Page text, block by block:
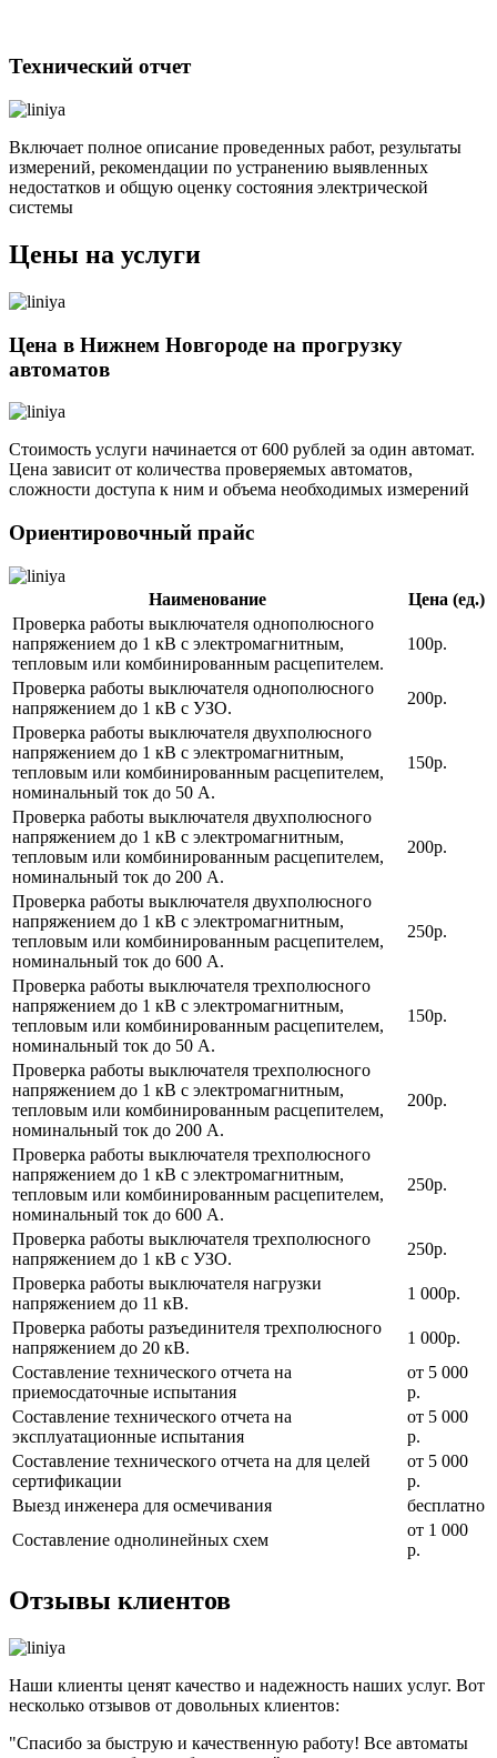
Технический отчет
Включает полное описание проведенных работ, результаты
измерений, рекомендации по устранению выявленных
недостатков и общую оценку состояния электрической
системы
Цены на услуги
Цена в Нижнем Новгороде на прогрузку
автоматов
Стоимость услуги начинается от 600 рублей за один автомат.
Цена зависит от количества проверяемых автоматов,
сложности доступа к ним и объема необходимых измерений
Ориентировочный прайс
Наименование
Цена (ед.)
Проверка работы выключателя однополюсного
напряжением до 1 кВ с электромагнитным,
тепловым или комбинированным расцепителем.
100р.
Проверка работы выключателя однополюсного
напряжением до 1 кВ с УЗО.
200р.
Проверка работы выключателя двухполюсного
напряжением до 1 кВ с электромагнитным,
тепловым или комбинированным расцепителем,
номинальный ток до 50 А.
150р.
Проверка работы выключателя двухполюсного
напряжением до 1 кВ с электромагнитным,
тепловым или комбинированным расцепителем,
номинальный ток до 200 А.
200р.
Проверка работы выключателя двухполюсного
напряжением до 1 кВ с электромагнитным,
тепловым или комбинированным расцепителем,
номинальный ток до 600 А.
250р.
Проверка работы выключателя трехполюсного
напряжением до 1 кВ с электромагнитным,
тепловым или комбинированным расцепителем,
номинальный ток до 50 А.
150р.
Проверка работы выключателя трехполюсного
напряжением до 1 кВ с электромагнитным,
тепловым или комбинированным расцепителем,
номинальный ток до 200 А.
200р.
Проверка работы выключателя трехполюсного
напряжением до 1 кВ с электромагнитным,
тепловым или комбинированным расцепителем,
номинальный ток до 600 А.
250р.
Проверка работы выключателя трехполюсного
напряжением до 1 кВ с УЗО.
250р.
Проверка работы выключателя нагрузки
напряжением до 11 кВ.
1 000р.
Проверка работы разъединителя трехполюсного
напряжением до 20 кВ.
1 000р.
Составление технического отчета на
приемосдаточные испытания
от 5 000
р.
Составление технического отчета на
эксплуатационные испытания
от 5 000
р.
Составление технического отчета на для целей
сертификации
от 5 000
р.
Выезд инженера для осмечивания
бесплатно
Составление однолинейных схем
от 1 000
р.
Отзывы клиентов
Наши клиенты ценят качество и надежность наших услуг. Вот
несколько отзывов от довольных клиентов:
"Спасибо за быструю и качественную работу! Все автоматы